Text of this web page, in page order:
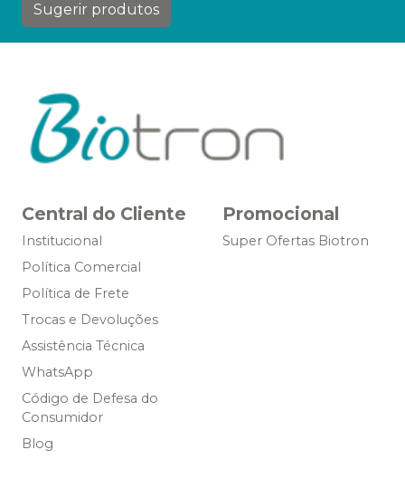
Sugerir produtos
Central do Cliente
Institucional
Política Comercial
Política de Frete
Trocas e Devoluções
Assistência Técnica
WhatsApp
Código de Defesa do
Consumidor
Blog
Promocional
Super Ofertas Biotron